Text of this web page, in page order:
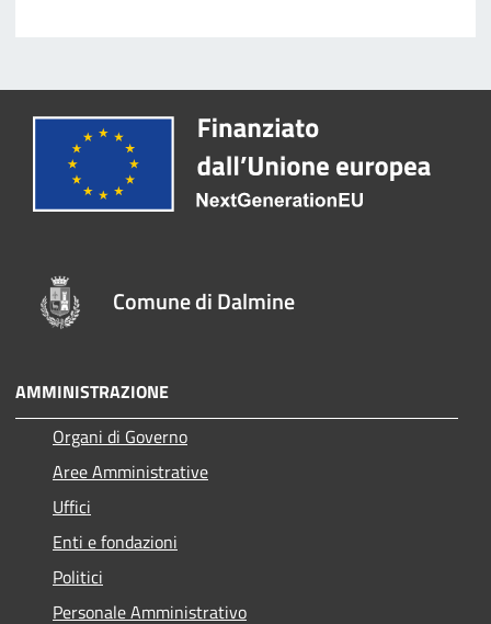
Comune di Dalmine
AMMINISTRAZIONE
Organi di Governo
Aree Amministrative
Uffici
Enti e fondazioni
Politici
Personale Amministrativo